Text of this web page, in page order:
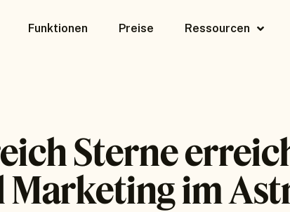
Funktionen Preise Ressourcen
Sterne
Marketing im